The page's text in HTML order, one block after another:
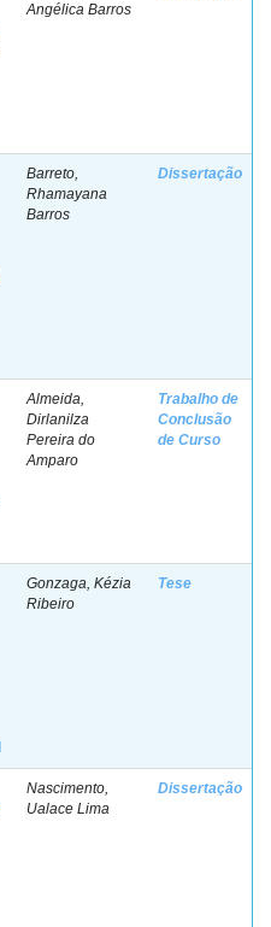
Angélica Barros
Barreto,
Rhamayana
Barros
Dissertação
Almeida,
Dirlanilza
Pereira do
Amparo
Trabalho de
Conclusão
de Curso
Gonzaga, Kézia
Ribeiro
Tese
Nascimento,
Ualace Lima
Dissertação